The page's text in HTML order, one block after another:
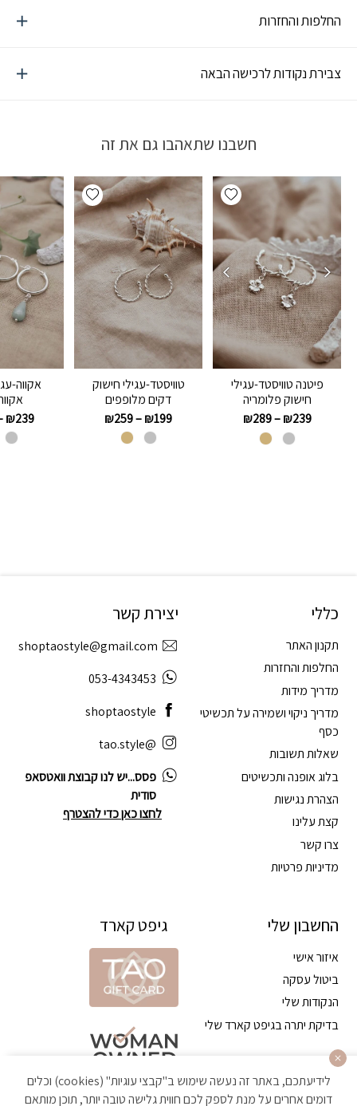
החלפות והחזרות
צבירת נקודות לרכישה הבאה
חשבנו שתאהבו גם את זה
Add wishlist
פיטנה טוויסטד-עגילי
חישוק פלומריה
₪239
–
₪289
Add wishlist
טוויסטד-עגילי חישוק
דקים מלופפים
₪199
–
₪259
אקווה-
₪239
כללי
תקנון האתר
החלפות והחזרות
מדריך מידות
מדריך ניקוי ושמירה על תכשיטי
כסף
שאלות תשובות
בלוג אופנה ותכשיטים
הצהרת נגישות
קצת עלינו
צרו קשר
מדיניות פרטיות
החשבון שלי
איזור אישי
ביטול עסקה
הנקודות שלי
בדיקת יתרה בגיפט קארד שלי
יצירת קשר
shoptaostyle@gmail.com
053-4343453
shoptaostyle
@tao.style
פסס...יש לנו קבוצת וואטסאפ
סודית
לחצו כאן כדי להצטרף
גיפט קארד
לידיעתכם, באתר זה נעשה שימוש ב"קבצי עוגיות" (cookies) וכלים
דומים אחרים על מנת לספק לכם חווית גלישה טובה יותר, תוכן מותאם